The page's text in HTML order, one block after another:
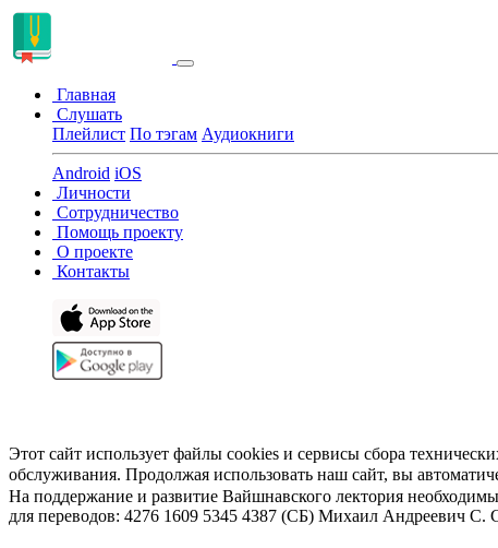
Главная
Слушать
Плейлист По тэгам Аудиокниги
Android iOS
Личности
Сотрудничество
Помощь проекту
О проекте
Контакты
Этот сайт использует файлы cookies и сервисы сбора
обслуживания. Продолжая использовать наш сайт, вы
На поддержание и развитие Вайшнавского лектория
для переводов: 4276 1609 5345 4387 (СБ) Михаил Андреевич С.